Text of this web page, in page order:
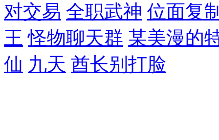
对交易 全职武神 位面复
王 怪物聊天群 某美漫的
仙 九天 酋长别打脸